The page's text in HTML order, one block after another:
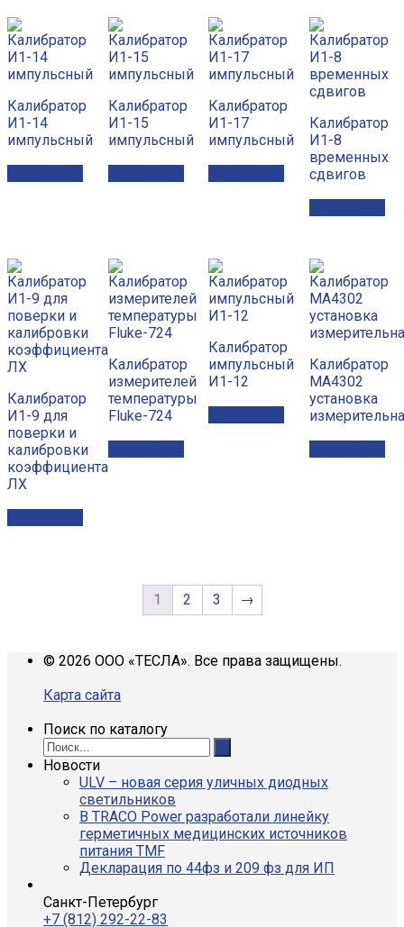
Калибратор
И1-14
импульсный
Калибратор
И1-15
импульсный
Калибратор
И1-17
импульсный
Калибратор
И1-8
временных
сдвигов
Калибратор
И1-9 для
поверки и
калибровки
коэффициента
ЛХ
Калибратор
измерителей
температуры
Fluke-724
Калибратор
импульсный
И1-12
Калибратор
МА4302
установка
1 2 3 →
© 2026 ООО «ТЕСЛА». Все права защищены.
Карта сайта
Поиск по каталогу
Новости
ULV – новая серия уличных диодных
светильников
В TRACO Power разработали линейку
герметичных медицинских источников
питания TMF
Декларация по 44фз и 209 фз для ИП
Санкт-Петербург
+7 (812) 292-22-83